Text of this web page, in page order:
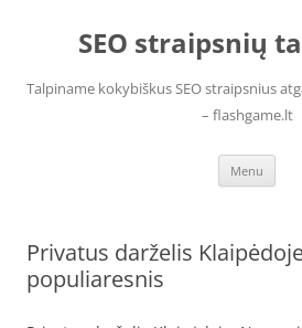
contentSEO straipsnių
Talpiname kokybiškus SEO straipsnius
– flashgame.lt
Menu
Privatus darželis
populiaresnis